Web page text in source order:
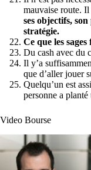
mauvaise route.
ses objectifs,
stratégie.
Ce que les
Du cash avec du
Il y’a
que d’aller jouer
Quelqu’un est
personne a
Video Bourse